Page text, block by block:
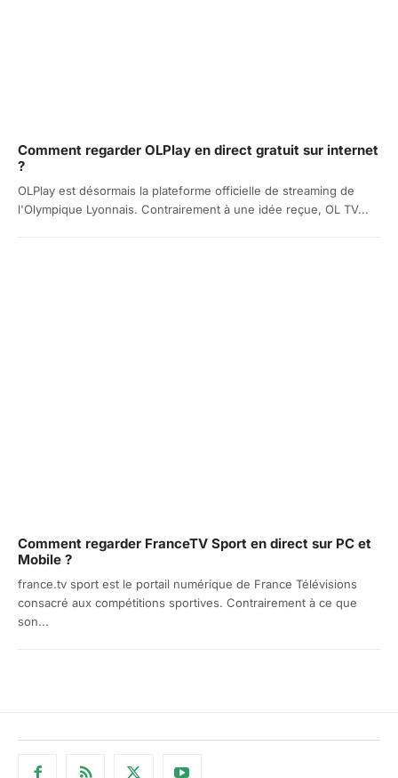
Comment regarder OLPlay en direct gratuit sur internet
?
OLPlay est désormais la plateforme officielle de streaming de
l'Olympique Lyonnais. Contrairement à une idée reçue, OL TV...
Comment regarder FranceTV Sport en direct sur PC et
Mobile ?
france.tv sport est le portail numérique de France Télévisions
consacré aux compétitions sportives. Contrairement à ce que
son...